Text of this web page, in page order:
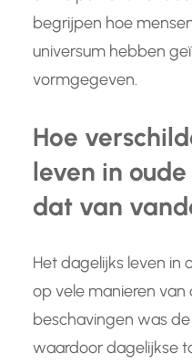
begrijpen hoe
universum hebben
vormgegeven.
Hoe
leven in
dat van
Het dagelijks leven in
op vele manieren
beschavingen was
waardoor dagelijkse